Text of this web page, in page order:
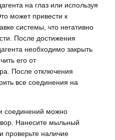
на глаз или используя
может привести к
системы, что негативно
После достижения
необходимо закрыть
его от
После отключения
все соединения на
соединений можно
Нанесите мыльный
проверьте наличие